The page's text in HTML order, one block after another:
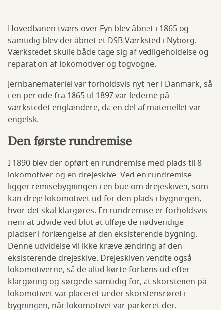
Hovedbanen tværs over Fyn blev åbnet i 1865 og
samtidig blev der åbnet et DSB Værksted i Nyborg.
Værkstedet skulle både tage sig af vedligeholdelse og
reparation af lokomotiver og togvogne.
Jernbanemateriel var forholdsvis nyt her i Danmark, så
i en periode fra 1865 til 1897 var lederne på
værkstedet englændere, da en del af materiellet var
engelsk.
Den første rundremise
I 1890 blev der opført en rundremise med plads til 8
lokomotiver og en drejeskive. Ved en rundremise
ligger remisebygningen i en bue om drejeskiven, som
kan dreje lokomotivet ud for den plads i bygningen,
hvor det skal klargøres. En rundremise er forholdsvis
nem at udvide ved blot at tilføje de nødvendige
pladser i forlængelse af den eksisterende bygning.
Denne udvidelse vil ikke kræve ændring af den
eksisterende drejeskive. Drejeskiven vendte også
lokomotiverne, så de altid kørte forlæns ud efter
klargøring og sørgede samtidig for, at skorstenen på
lokomotivet var placeret under skorstensrøret i
bygningen, når lokomotivet var parkeret der.